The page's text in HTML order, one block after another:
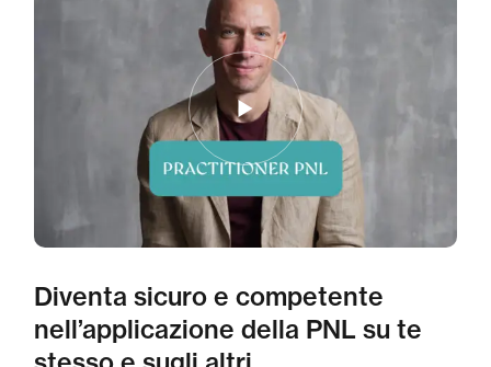
Diventa sicuro e competente
nell’applicazione della PNL su te